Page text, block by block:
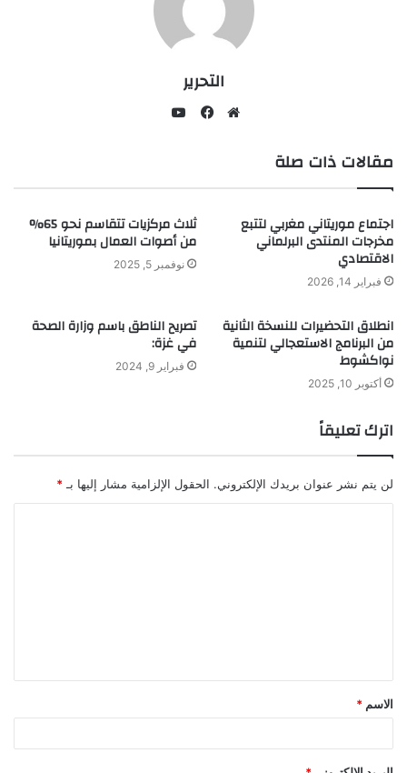
التحرير
مقالات ذات صلة
اجتماع موريتاني مغربي لتتبع
مخرجات المنتدى البرلماني
الاقتصادي
فبراير 14, 2026
ثلاث مركزيات تتقاسم نحو 65‎%
من أصوات العمال بموريتانيا
نوفمبر 5, 2025
انطلاق التحضيرات للنسخة الثانية
من البرنامج الاستعجالي لتنمية
نواكشوط
أكتوبر 10, 2025
تصريح الناطق باسم وزارة الصحة
في غزة:
فبراير 9, 2024
اترك تعليقاً
لن يتم نشر عنوان بريدك الإلكتروني. الحقول الإلزامية مشار إليها بـ *
ق
*
الاسم *